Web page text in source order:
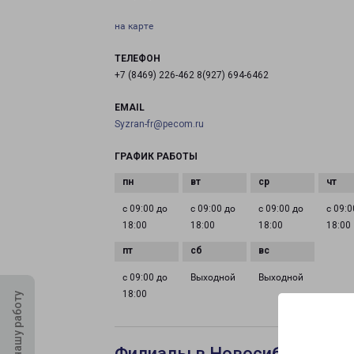
на карте
ТЕЛЕФОН
+7 (8469) 226-462 8(927) 694-6462
EMAIL
Syzran-fr@pecom.ru
ГРАФИК РАБОТЫ
с 09:00 до
18:00
с 09:00 до
18:00
с 09:00 до
18:00
с
18:00
с 09:00 до
18:00
Выходной Выходной